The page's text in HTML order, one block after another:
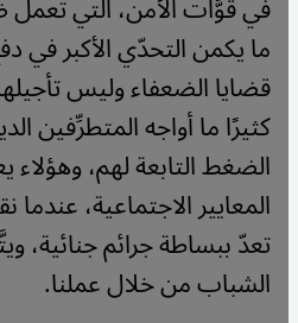
ما يكمن التحدّي الأكبر في
قضايا الضعفاء وليس
كثيرًا ما أواجه المتطرِّفين
الضغط التابعة لهم، وهؤلاء
المعايير الاجتماعية،
تعدّ ببساطة جرائم جنائية،
الشباب من خلال عملنا.